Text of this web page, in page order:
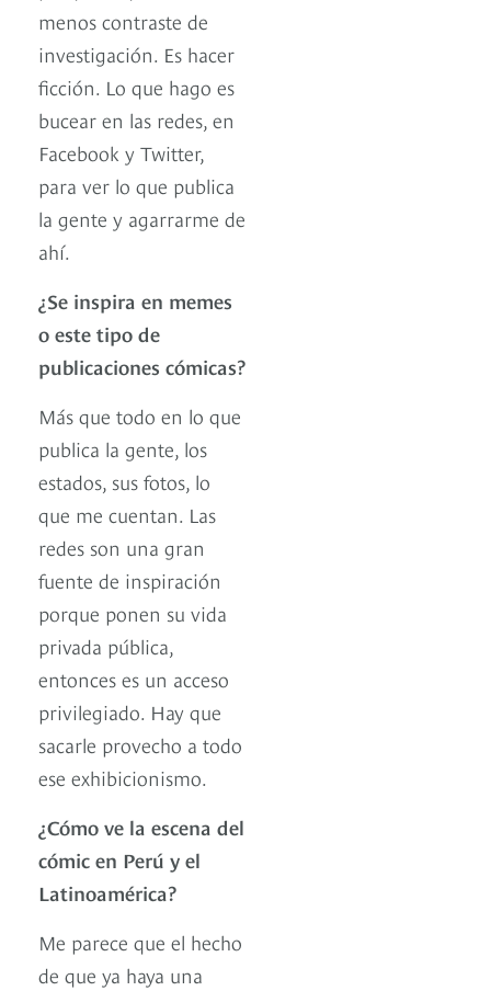
menos contraste de
investigación. Es hacer
ficción. Lo que hago es
bucear en las redes, en
Facebook y Twitter,
para ver lo que publica
la gente y agarrarme de
ahí.
¿Se inspira en memes
o este tipo de
publicaciones cómicas?
Más que todo en lo que
publica la gente, los
estados, sus fotos, lo
que me cuentan. Las
redes son una gran
fuente de inspiración
porque ponen su vida
privada pública,
entonces es un acceso
privilegiado. Hay que
sacarle provecho a todo
ese exhibicionismo.
¿Cómo ve la escena del
cómic en Perú y el
Latinoamérica?
Me parece que el hecho
de que ya haya una